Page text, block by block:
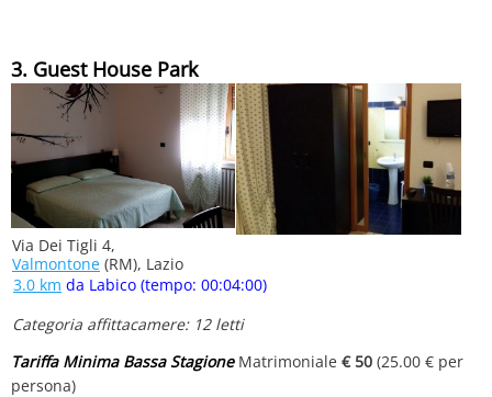
3. Guest House Park
Via Dei Tigli 4,
Valmontone (RM), Lazio
3.0 km da Labico (tempo: 00:04:00)
Categoria affittacamere: 12 letti
Tariffa Minima Bassa StagioneMatrimoniale € 50 (25.00 € per
persona)